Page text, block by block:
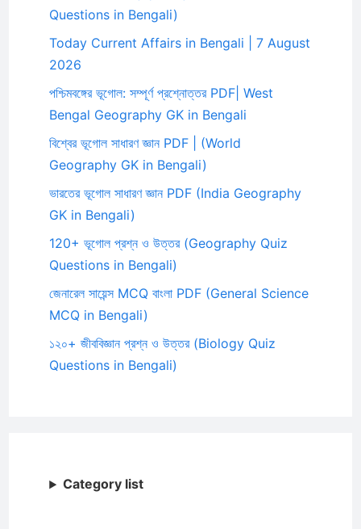
Questions in Bengali)
Today Current Affairs in Bengali | 7 August
2026
পশ্চিমবঙ্গের ভূগোল: সম্পূর্ণ প্রশ্নোত্তর PDF| West
Bengal Geography GK in Bengali
বিশ্বের ভূগোল সাধারণ জ্ঞান PDF | (World
Geography GK in Bengali)
ভারতের ভূগোল সাধারণ জ্ঞান PDF (India Geography
GK in Bengali)
120+ ভূগোল প্রশ্ন ও উত্তর (Geography Quiz
Questions in Bengali)
জেনারেল সায়েন্স MCQ বাংলা PDF (General Science
MCQ in Bengali)
১২০+ জীববিজ্ঞান প্রশ্ন ও উত্তর (Biology Quiz
Questions in Bengali)
Category list